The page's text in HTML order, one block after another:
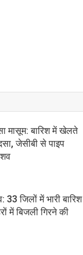
मासूम: बारिश में खेलते
जेसीबी से पाइप
33 जिलों में भारी बारिश
में बिजली गिरने की